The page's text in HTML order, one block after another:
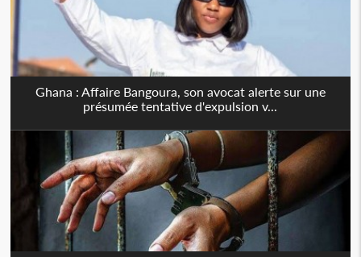
Ghana : Affaire Bangoura, son avocat alerte sur une
présumée tentative d'expulsion v...